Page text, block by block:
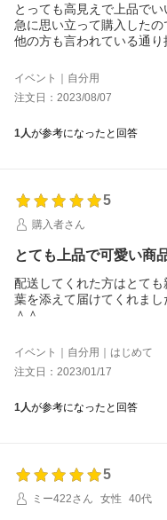
とっても高見えで上品でい
急に思い立って購入したの
他の方も言われている通り
りません。でもパーティ
ます。
私は気に入ってます。
イベント｜自分用
注文日：2023/08/07
1人が参考になったと回答
5
購入者さん
とても上品で可愛い商
配送してくれた方はとて
葉を添えて届けてくれま
＾＾
イベント｜自分用｜はじめて
注文日：2023/01/17
1人が参考になったと回答
5
ミー422さん
女性 40代